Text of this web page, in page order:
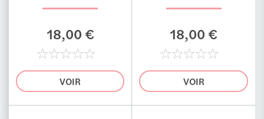
18,00 €
0%
VOIR
18,00 €
0%
VOIR